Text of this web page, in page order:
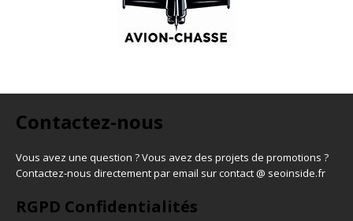
Contactez-nous
Vous avez une question ? Vous avez des projets de promotions ?
Contactez-nous directement par email sur contact @ seoinside.fr
RGPD Confidentialités